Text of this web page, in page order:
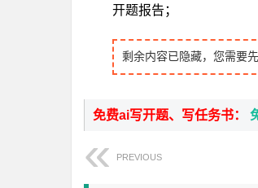
开题报告；
剩余内容已隐藏，您需要
免费ai写开题、写任务书：
PREVIOUS